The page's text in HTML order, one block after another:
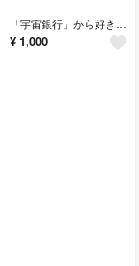
「宇宙銀行」から好きなだけ♪お金を引き出す方法☆
¥ 1,000